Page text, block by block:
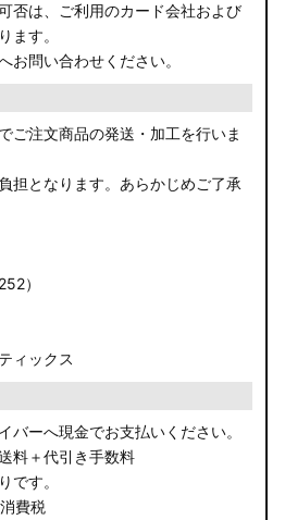
クス ハイウェイスター
/スパーダ
ダ
否は、ご利用のカード会社および
ます。
お問い合わせください。
ご注文商品の発送・加工を行いま
担となります。あらかじめご了承
）
ィックス
バーへ現金でお支払いください。
料＋代引き手数料
です。
費税